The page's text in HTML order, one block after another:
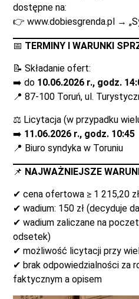
dostępne na:
👉www.dobiesgrenda.pl →
📅 TERMINY I WARUNKI
📝 Składanie ofert:
➡️ do 10.06.2026 r., godz.
📍 87-100 Toruń, ul.
⚖️ Licytacja (w przypadku
➡️ 11.06.2026 r., godz. 10:45
📍 Biuro syndyka w Toruniu
📌 NAJWAŻNIEJSZE
✔ cena ofertowa ≥ 1 215,20 zł
✔ wadium: 150 zł (decyduje
✔ wadium zaliczane na
odsetek)
✔ możliwość licytacji przy
✔ brak odpowiedzialności za
faktycznym a opisem